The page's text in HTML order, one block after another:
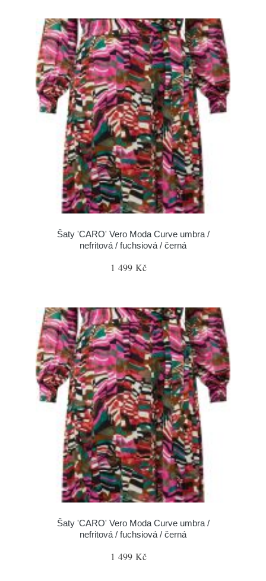
Šaty 'CARO' Vero Moda Curve umbra /
nefritová / fuchsiová / černá
1 499 Kč
Šaty 'CARO' Vero Moda Curve umbra /
nefritová / fuchsiová / černá
1 499 Kč